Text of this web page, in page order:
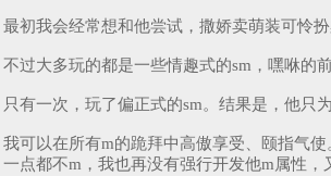
最初我会经常想和他尝试，撒娇卖萌装可怜
不过大多玩的都是一些情趣式的sm，嘿咻的
只有一次，玩了偏正式的sm。结果是，他只
我可以在所有m的跪拜中高傲享受、颐指气
一点都不m，我也再没有强行开发他m属性，